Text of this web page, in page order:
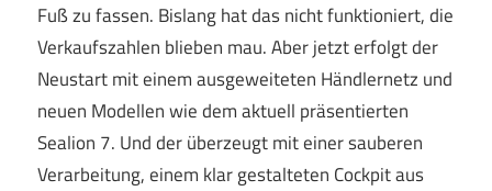
Fuß zu fassen. Bislang hat das nicht funktioniert, die
Verkaufszahlen blieben mau. Aber jetzt erfolgt der
Neustart mit einem ausgeweiteten Händlernetz und
neuen Modellen wie dem aktuell präsentierten
Sealion 7. Und der überzeugt mit einer sauberen
Verarbeitung, einem klar gestalteten Cockpit aus